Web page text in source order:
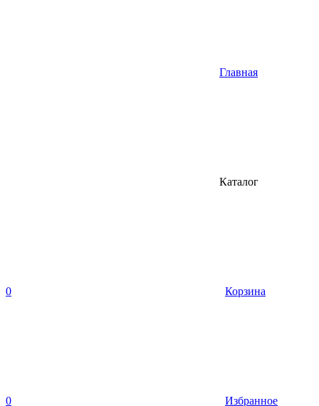
Главная
Каталог
0 Корзина
0 Избранное